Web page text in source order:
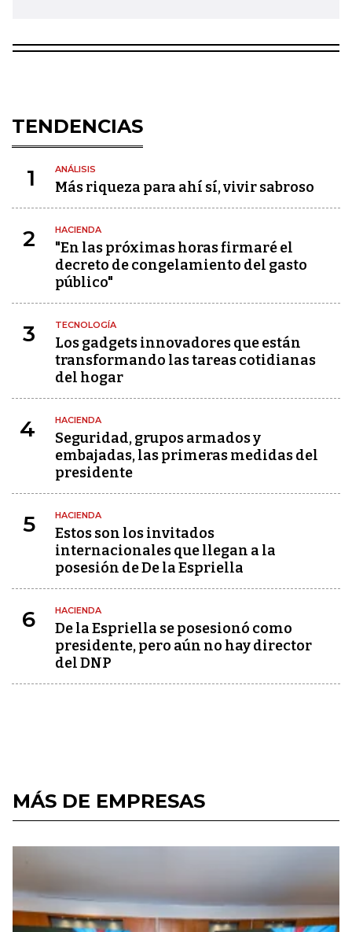
TENDENCIAS
1 ANÁLISIS
Más riqueza para ahí sí, vivir sabroso
2 HACIENDA
"En las próximas horas firmaré el
decreto de congelamiento del gasto
público"
3 TECNOLOGÍA
Los gadgets innovadores que están
transformando las tareas cotidianas
del hogar
4 HACIENDA
Seguridad, grupos armados y
embajadas, las primeras medidas del
presidente
5 HACIENDA
Estos son los invitados
internacionales que llegan a la
posesión de De la Espriella
6 HACIENDA
De la Espriella se posesionó como
presidente, pero aún no hay director
del DNP
MÁS DE EMPRESAS